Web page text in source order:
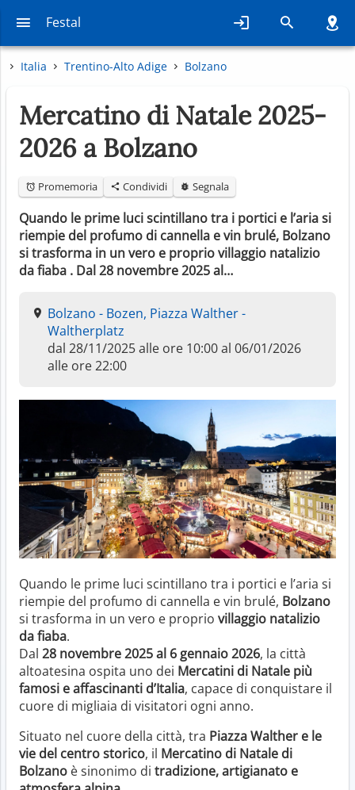
Festal
Italia Trentino-Alto Adige Bolzano
Mercatino di Natale 2025-
2026 a Bolzano
Promemoria Condividi Segnala
Quando le prime luci scintillano tra i portici e l’aria si
riempie del profumo di cannella e vin brulé, Bolzano
si trasforma in un vero e proprio villaggio natalizio
da fiaba . Dal 28 novembre 2025 al…
Bolzano - Bozen, Piazza Walther -
Waltherplatz
dal 28/11/2025 alle ore 10:00 al 06/01/2026
alle ore 22:00
Quando le prime luci scintillano tra i portici e l’aria si
riempie del profumo di cannella e vin brulé, Bolzano
si trasforma in un vero e proprio villaggio natalizio
da fiaba.
Dal 28 novembre 2025 al 6 gennaio 2026, la città
altoatesina ospita uno dei Mercatini di Natale più
famosi e affascinanti d’Italia, capace di conquistare il
cuore di migliaia di visitatori ogni anno.
Situato nel cuore della città, tra Piazza Walther e le
vie del centro storico, il Mercatino di Natale di
Bolzano è sinonimo di tradizione, artigianato e